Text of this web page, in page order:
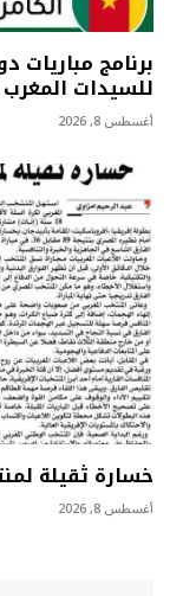
برنامج مباريات
للسيدات المغرب 2026*
أغسطس 8, 2026
خسارة ثقيلة
أغسطس 8, 2026